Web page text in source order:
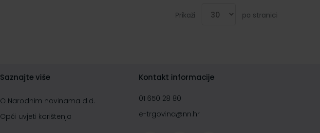
Prikaži po stranici
Saznajte više
O Narodnim novinama d.d.
Opći uvjeti korištenja
Kontakt informacije
01 650 28 80
e-trgovina@nn.hr